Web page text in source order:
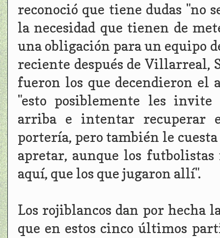
reconoció que tiene dudas "no
la necesidad que tienen de
una obligación para un equipo
reciente después de Villarreal,
fueron los que decendieron el
"esto posiblemente les
arriba e intentar recuperar
portería, pero también le
apretar, aunque los
aquí, que los que jugaron allí".
Los rojiblancos dan por hecha
que en estos cinco últimos